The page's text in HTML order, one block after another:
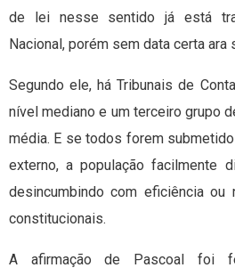
de lei nesse sentido já está
Nacional, porém sem data certa ara
Segundo ele, há Tribunais de
nível mediano e um terceiro grupo
média. E se todos forem
externo, a população facilmente
desincumbindo com eficiência ou
constitucionais.
A afirmação de Pascoal foi